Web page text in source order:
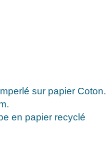
sur papier Coton.
en papier recyclé